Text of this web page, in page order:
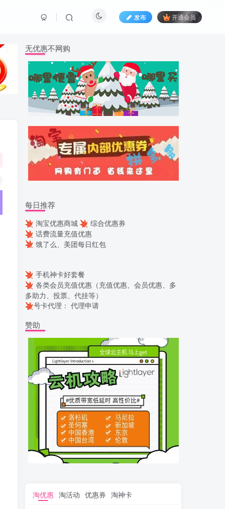
发布 开通会员
无优惠不网购
每日推荐
淘宝优惠商城
综合优惠券
话费流量充值优惠
饿了么、美团每日红包
手机神卡好套餐
各类会员充值优惠（充值优惠、会员优惠、多
多助力、投票、代挂等）
号卡代理： 代理申请
赞助
淘优惠 淘活动 优惠券 淘神卡